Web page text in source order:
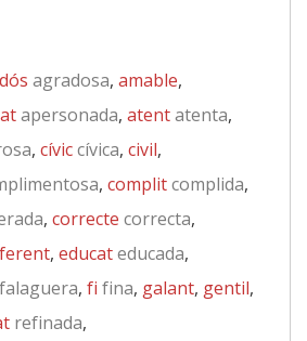
agradosa, amable,
apersonada, atentatenta,
, cíviccívica, civil,
, complitcomplida,
, correcte correcta,
, educateducada,
falaguera, fi fina, galant, gentil,
refinada,